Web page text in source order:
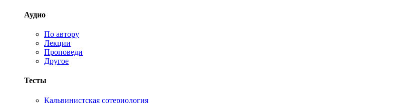
Аудио
По автору
Лекции
Проповеди
Другое
Тесты
Кальвинистская сотериология